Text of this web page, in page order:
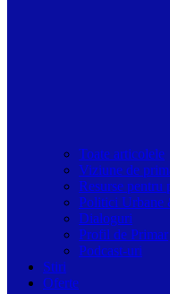
Toate articolele
Viziune de
Resurse pentru
Politici Urbane
Dialoguri
Profil de Primar
Podcast-uri
Stiri
Oferte